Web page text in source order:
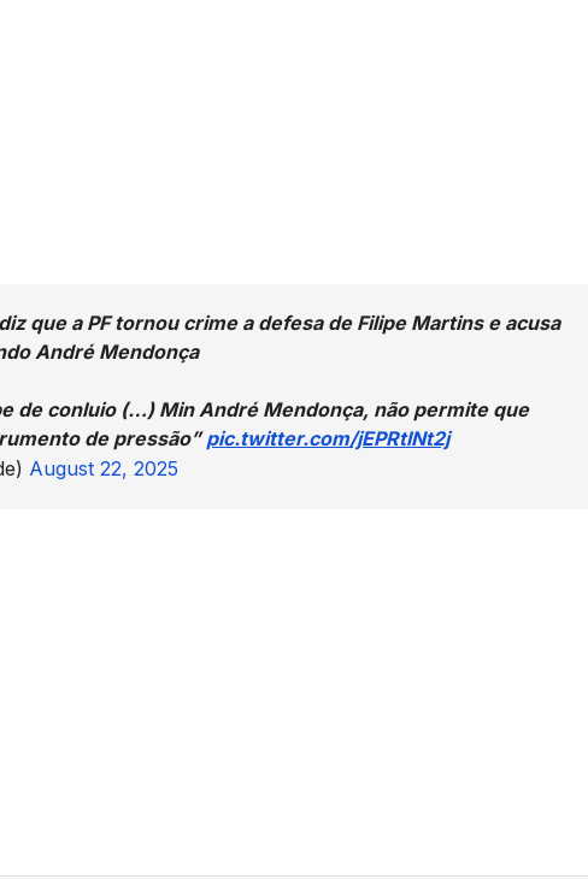
que a PF tornou crime a defesa de Filipe Martins e acusa
André Mendonça
de conluio (…) Min André Mendonça, não permite que
de pressão”pic.twitter.com/jEPRtlNt2j
August 22, 2025